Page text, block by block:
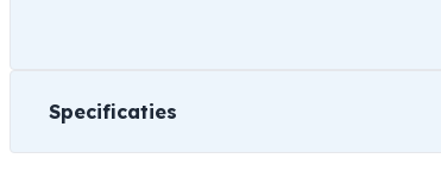
Specificaties